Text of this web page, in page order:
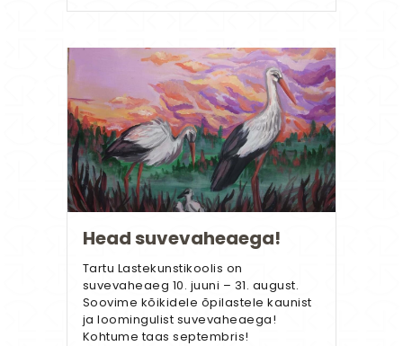
Head suvevaheaega!
Tartu Lastekunstikoolis on
suvevaheaeg 10. juuni – 31. august.
Soovime kõikidele õpilastele kaunist
ja loomingulist suvevaheaega!
Kohtume taas septembris!